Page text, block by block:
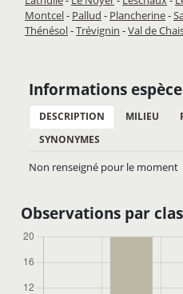
Montcel- Pallud - Plancherine-
Thénésol-Trévignin -Val de
Informations espèce
DESCRIPTION MILIEU
SYNONYMES
Non renseigné pour le moment
Observations par